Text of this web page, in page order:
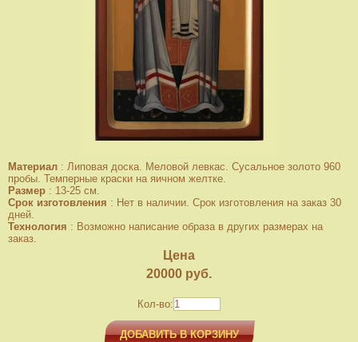
Материал : Липовая доска. Меловой левкас. Сусальное золото 960
пробы. Темперные краски на яичном желтке.
Размер : 13-25 см.
Срок изготовления : Нет в наличии. Срок изготовления на заказ 30
дней.
Технология : Возможно написание образа в других размерах на
заказ.
Цена
20000 руб.
Кол-во:
ДОБАВИТЬ В КОРЗИНУ